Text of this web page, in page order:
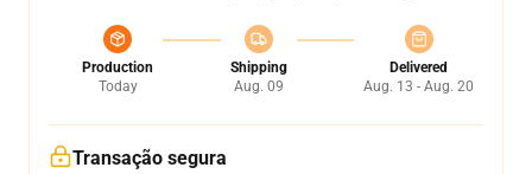
Production
Today
Shipping
Aug. 09
Delivered
Aug. 13 - Aug. 20
Transação segura